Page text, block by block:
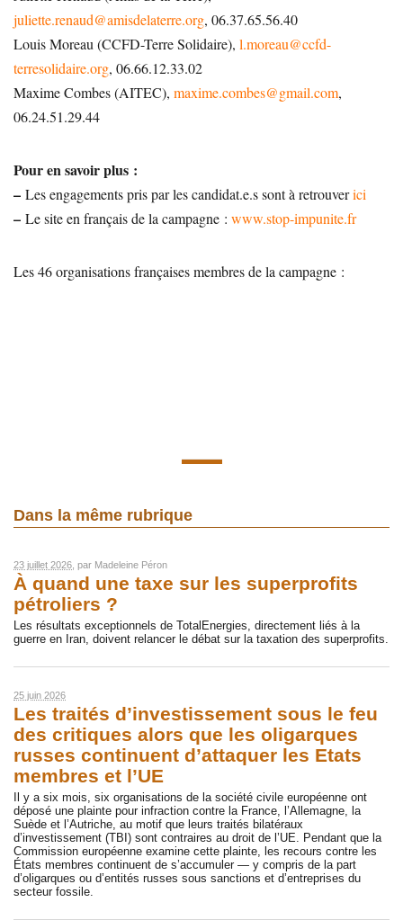
juliette.renaud@amisdelaterre.org, 06.37.65.56.40
Louis Moreau (CCFD-Terre Solidaire), l.moreau@ccfd-
terresolidaire.org, 06.66.12.33.02
Maxime Combes (AITEC), maxime.combes@gmail.com,
06.24.51.29.44
Pour en savoir plus :
– Les engagements pris par les candidat.e.s sont à retrouverici
– Le site en français de la campagne : www.stop-impunite.fr
Les 46 organisations françaises membres de la campagne :
Dans la même rubrique
23 juillet 2026 , par Madeleine Péron
À quand une taxe sur les superprofits
pétroliers ?
Les résultats exceptionnels de TotalEnergies, directement liés à la
guerre en Iran, doivent relancer le débat sur la taxation des superprofits.
25 juin 2026
Les traités d’investissement sous le feu
des critiques alors que les oligarques
russes continuent d’attaquer les Etats
membres et l’UE
Il y a six mois, six organisations de la société civile européenne ont
déposé une plainte pour infraction contre la France, l’Allemagne, la
Suède et l’Autriche, au motif que leurs traités bilatéraux
d’investissement (TBI) sont contraires au droit de l’UE. Pendant que la
Commission européenne examine cette plainte, les recours contre les
États membres continuent de s’accumuler — y compris de la part
d’oligarques ou d’entités russes sous sanctions et d’entreprises du
secteur fossile.